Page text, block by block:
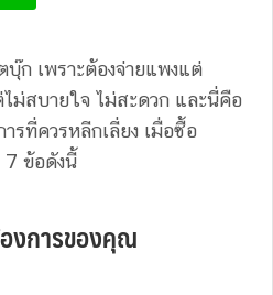
บุ๊ก เพราะต้องจ่ายแพงแต่
ม่สบายใจ ไม่สะดวก และนี่คือ
รที่ควรหลีกเลี่ยง เมื่อซื้อ
7 ข้อดังนี้
งการของคุณ